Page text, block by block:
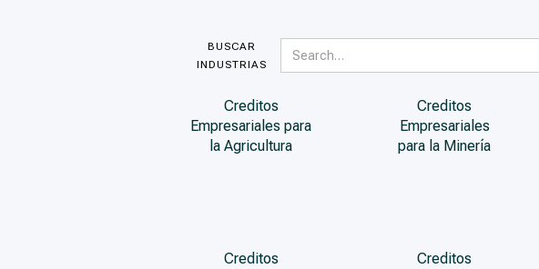
BUSCAR
INDUSTRIAS
Creditos
Empresariales para
la Agricultura
Creditos
Empresariales
para la Minería
Creditos
Creditos